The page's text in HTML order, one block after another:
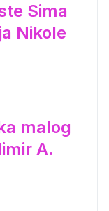
Sima
Nikole
malog
A.